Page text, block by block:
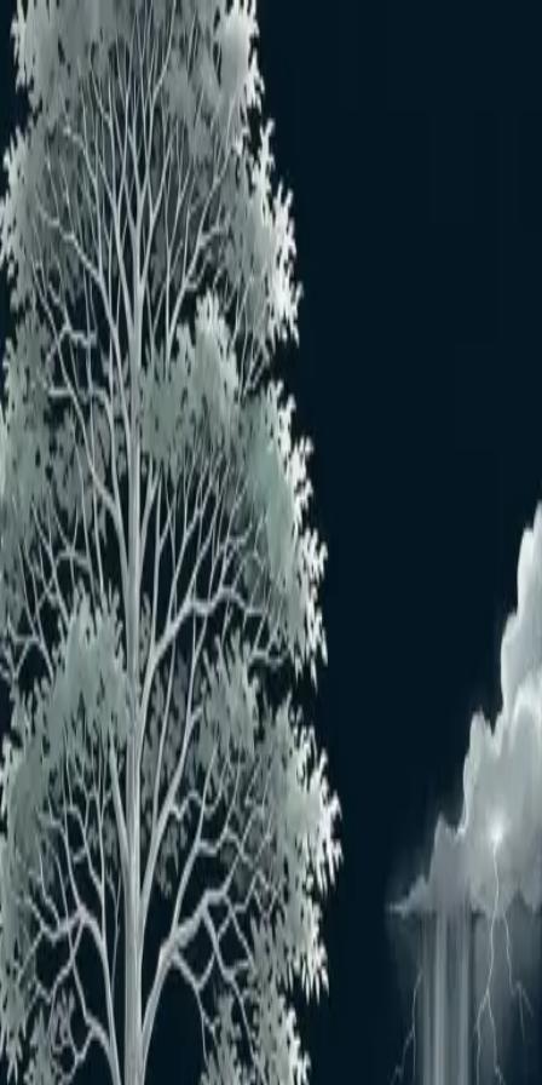
メインコンテンツへスキップ
おすすめユーザー
おすすめユーザーはいません
もっと見る